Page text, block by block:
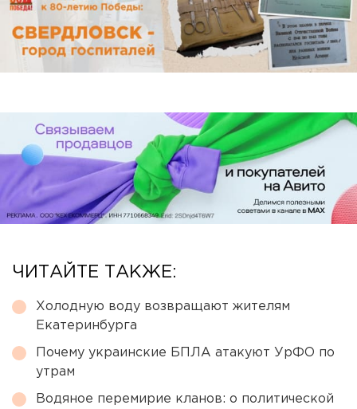
ЧИТАЙТЕ ТАКЖЕ:
Холодную воду возвращают жителям
Екатеринбурга
Почему украинские БПЛА атакуют УрФО по
утрам
Водяное перемирие кланов: о политической